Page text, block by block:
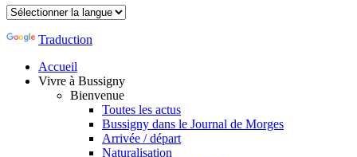
Traduction
Accueil
Vivre à Bussigny
Bienvenue
Toutes les actus
Bussigny dans le Journal de Morges
Arrivée / départ
Naturalisation